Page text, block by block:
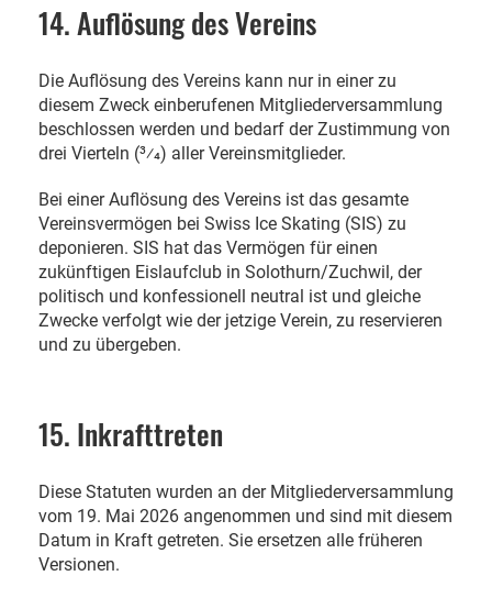
14. Auflösung des Vereins
Die Auflösung des Vereins kann nur in einer zu
diesem Zweck einberufenen Mitgliederversammlung
beschlossen werden und bedarf der Zustimmung von
drei Vierteln (3⁄4) aller Vereinsmitglieder.
Bei einer Auflösung des Vereins ist das gesamte
Vereinsvermögen bei Swiss Ice Skating (SIS) zu
deponieren. SIS hat das Vermögen für einen
zukünftigen Eislaufclub in Solothurn/Zuchwil, der
politisch und konfessionell neutral ist und gleiche
Zwecke verfolgt wie der jetzige Verein, zu reservieren
und zu übergeben.
15. Inkrafttreten
Diese Statuten wurden an der Mitgliederversammlung
vom 19. Mai 2026 angenommen und sind mit diesem
Datum in Kraft getreten. Sie ersetzen alle früheren
Versionen.